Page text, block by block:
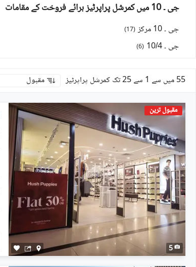
جی ۔ 10 میں کمرشل پراپرٹیز برائے فروخت کے مقامات
جی ۔ 10 مرکز (
17
)
جی ۔ 10/4 (
6
)
55 میں سے 1 سے 25 تک کمرشل پراپرٹیز مقبول
مقبول ترین
5